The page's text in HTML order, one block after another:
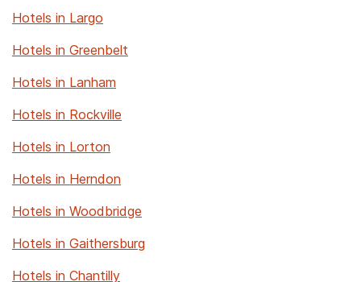
Hotels in Largo
Hotels in Greenbelt
Hotels in Lanham
Hotels in Rockville
Hotels in Lorton
Hotels in Herndon
Hotels in Woodbridge
Hotels in Gaithersburg
Hotels in Chantilly